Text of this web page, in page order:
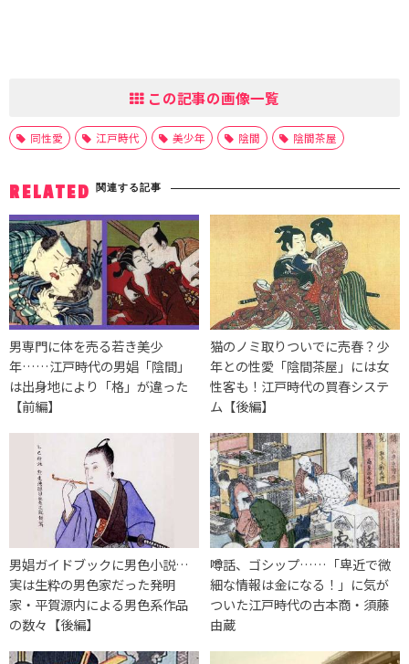
この記事の画像一覧
同性愛 江戸時代 美少年 陰間 陰間茶屋
RELATED 関連する記事
男専門に体を売る若き美少
年……江戸時代の男娼「陰間」
は出身地により「格」が違った
【前編】
猫のノミ取りついでに売春？少
年との性愛「陰間茶屋」には女
性客も！江戸時代の買春システ
ム【後編】
男娼ガイドブックに男色小説…
実は生粋の男色家だった発明
家・平賀源内による男色系作品
の数々【後編】
噂話、ゴシップ……「卑近で微
細な情報は金になる！」に気が
ついた江戸時代の古本商・須藤
由蔵